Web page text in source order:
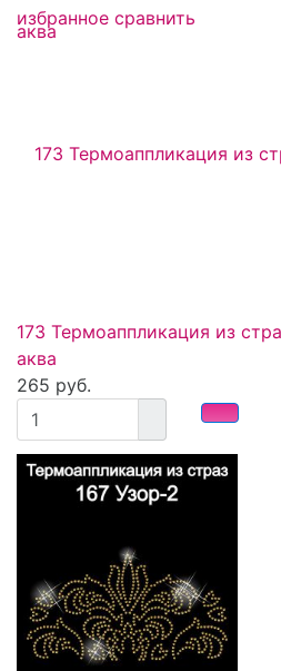
избранное сравнить
избранное сравнить
173 Термоаппликация из
аква
265 руб.